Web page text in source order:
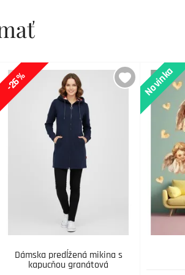
Dámska predĺžená mikina s
kapucňou granátová
-26% Novinka